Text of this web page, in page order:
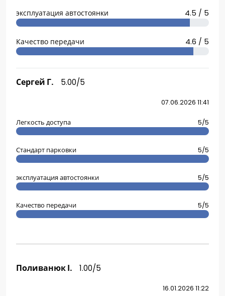
эксплуатация автостоянки 4.5 / 5
Качество передачи 4.6 / 5
Сергей Г. 5.00/5
07.06.2026 11:41
Легкость доступа 5/5
Стандарт парковки 5/5
эксплуатация автостоянки 5/5
Качество передачи 5/5
Поливанюк І. 1.00/5
16.01.2026 11:22